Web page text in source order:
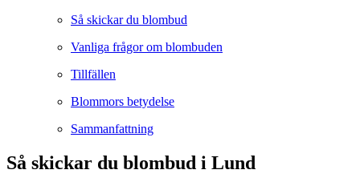
Så skickar du blombud
Vanliga frågor om blombuden
Tillfällen
Blommors betydelse
Sammanfattning
Så skickar du blombud i Lund